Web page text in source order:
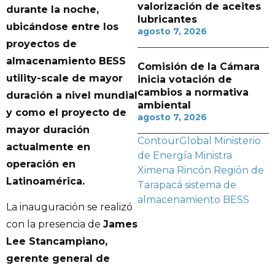
durante la noche,
ubicándose entre los
proyectos de
almacenamiento BESS
utility-scale de mayor
duración a nivel mundial
y como el proyecto de
mayor duración
actualmente en
operación en
Latinoamérica.
La inauguración se realizó
con la presencia de James
Lee Stancampiano,
gerente general de
valorización de aceites
lubricantes
agosto 7, 2026
Comisión de la Cámara
inicia votación de
cambios a normativa
ambiental
agosto 7, 2026
ContourGlobal Ministerio
de Energía Ministra
Ximena Rincón Región de
Tarapacá sistema de
almacenamiento BESS